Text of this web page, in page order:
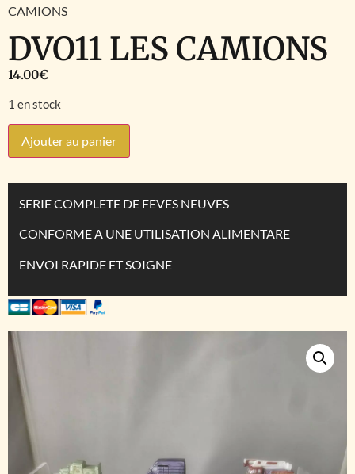
CAMIONS
DVO11 LES CAMIONS
14.00€
1 en stock
Ajouter au panier
SERIE COMPLETE DE FEVES NEUVES
CONFORME A UNE UTILISATION ALIMENTARE
ENVOI RAPIDE ET SOIGNE